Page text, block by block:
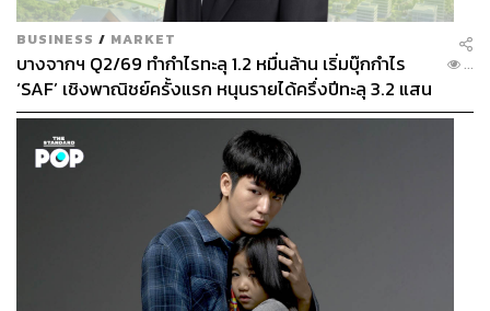
BUSINESS / MARKET
บางจากฯ Q2/69 ทำกำไรทะลุ 1.2 หมื่นล้าน เริ่มบุ๊กกำไร
‘SAF’ เชิงพาณิชย์ครั้งแรก หนุนรายได้ครึ่งปีทะลุ 3.2 แสน
ล้าน
...